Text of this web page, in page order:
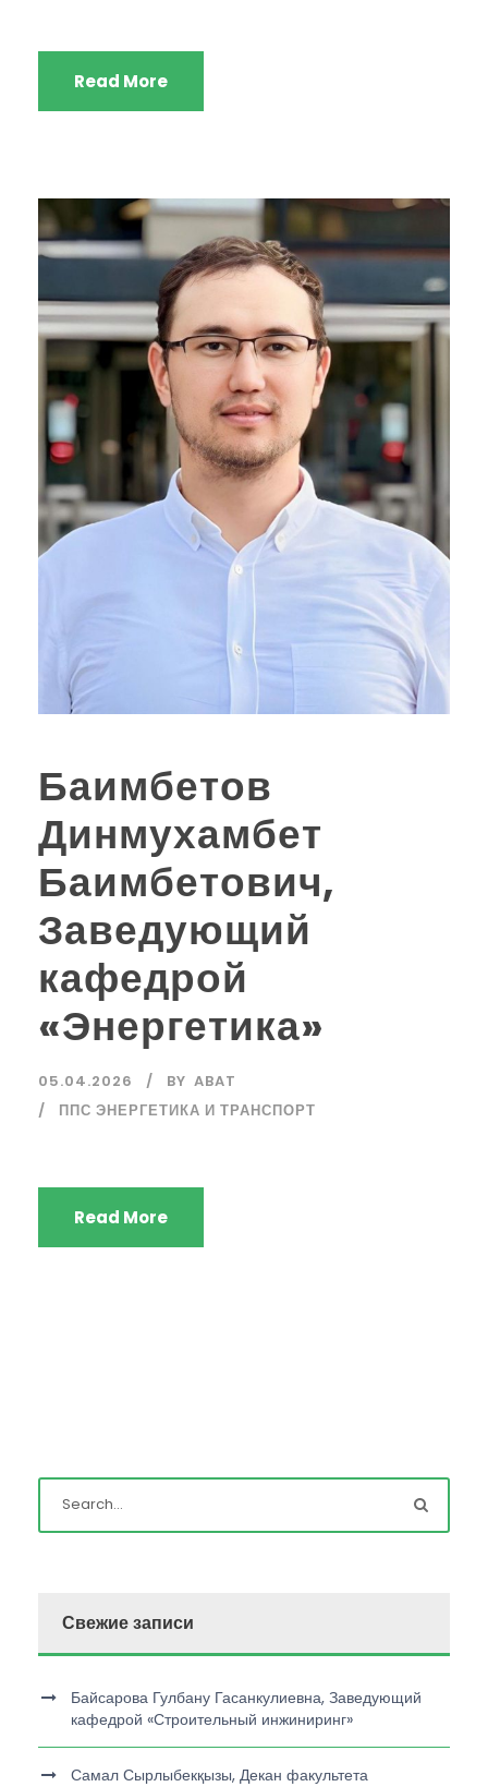
Read More
Баимбетов
Динмухамбет
Баимбетович,
Заведующий
кафедрой
«Энергетика»
05.04.2026 BY ABAT
ППС ЭНЕРГЕТИКА И ТРАНСПОРТ
Read More
Свежие записи
Байсарова Гулбану Гасанкулиевна, Заведующий
кафедрой «Строительный инжиниринг»
Самал Сырлыбекқызы, Декан факультета